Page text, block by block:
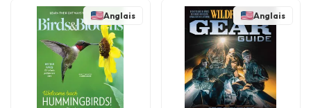
Anglais Anglais